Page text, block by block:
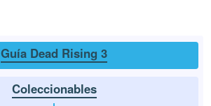
Guía Dead Rising 3
Coleccionables